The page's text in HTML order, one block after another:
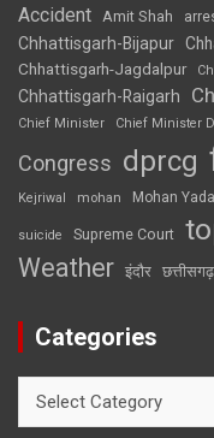
Accident Amit Shah
Chhattisgarh-Bijapur
Chhattisgarh-Jagdalpur
Chhattisgarh-Raigarh
Chief Minister
Chief Minister
Congress dprcg
Kejriwal mohan Mohan
suicide Supreme Court
Weather इंदौर छत्तीसगढ़
Categories